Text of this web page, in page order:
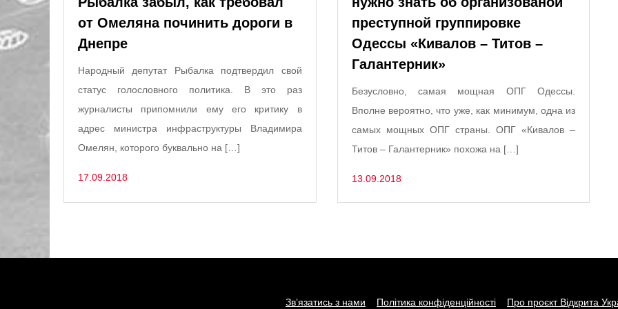
от Омеляна починить дороги в
Днепре
Народный депутат Рыбалка подтвердил свой
статус голословного политика. В это раз
журналисты припомнили ему его критику в
адрес министра инфраструктуры Владимира
Омелян, которого буквально на […]
17.09.2018
преступной группировке
Одессы «Кивалов – Титов –
Галантерник»
Безусловно, самая мощная ОПГ Одессы.
Вполне вероятно, что уже, как минимум, одна из
самых мощных ОПГ страны. ОПГ «Кивалов –
Титов – Галантерник» похожа на […]
13.09.2018
Зв’язатись з нами Політика конфіденційності Про проєкт Відкрита